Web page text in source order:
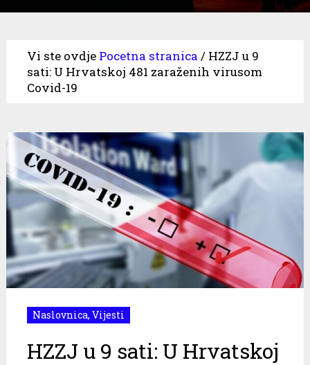
Vi ste ovdje Pocetna stranica / HZZJ u 9
sati: U Hrvatskoj 481 zaraženih virusom
Covid-19
Naslovnica, Vijesti
HZZJ u 9 sati: U Hrvatskoj